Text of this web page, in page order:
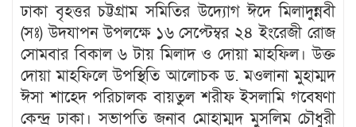
ঢাকা বৃহত্তর চট্টগ্রাম সমিতির উদ্যোগ ঈদে মিলাদুন্নবী
(সঃ) উদযাপন উপলক্ষে ১৬ সেপ্টেম্বর ২৪ ইংরেজী রোজ
সোমবার বিকাল ৬ টায় মিলাদ ও দোয়া মাহফিল। উক্ত
দোয়া মাহফিলে উপস্থিতি আলোচক ড. মওলানা মুহাম্মদ
ঈসা শাহেদ পরিচালক বায়তুল শরীফ ইসলামি গবেষণা
কেন্দ্র ঢাকা। সভাপতি জনাব মোহাম্মদ মুসলিম চৌধুরী